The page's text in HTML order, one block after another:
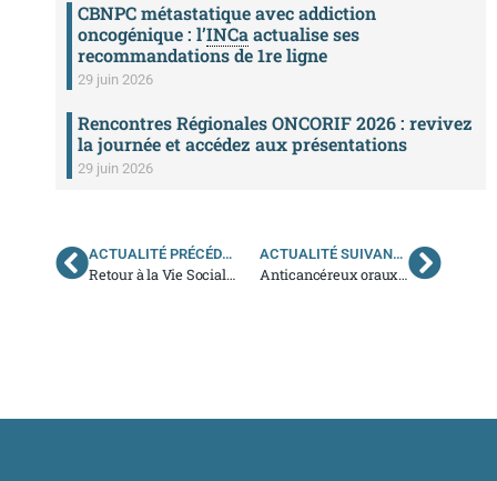
CBNPC métastatique avec addiction
oncogénique : l’INCaactualise ses
recommandations de 1re ligne
29 juin 2026
Rencontres Régionales ONCORIF 2026 : revivez
la journée et accédez aux présentations
29 juin 2026
ACTUALITÉ PRÉCÉDENTE
Retour à la Vie Sociale, Etudiante ou Professionnelle après un cancer
ACTUALITÉ SUIVANTE
Anticancéreux oraux : Mise à jour des fiches médicaments